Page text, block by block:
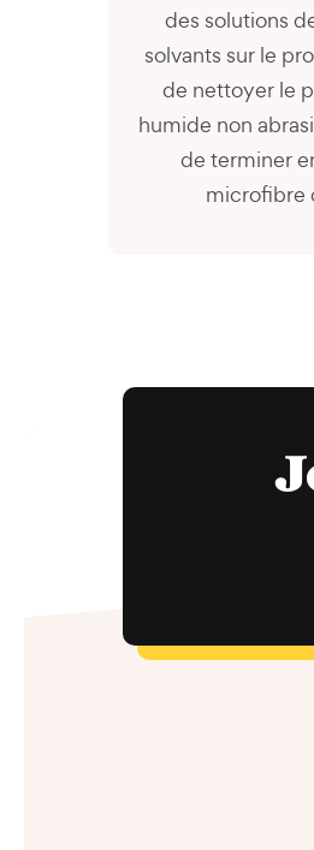
des solutions
solvants sur le
de nettoyer le
humide non
de terminer
microfibre